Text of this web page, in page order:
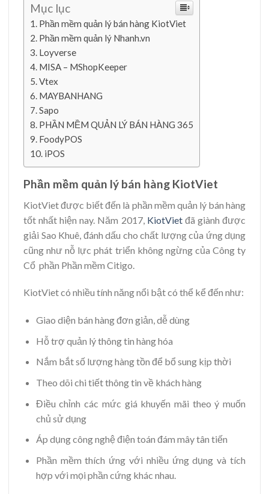
Mục lục
Phần mềm quản lý bán hàng KiotViet
Phần mềm quản lý Nhanh.vn
Loyverse
MISA – MShopKeeper
Vtex
MAYBANHANG
Sapo
PHẦN MỀM QUẢN LÝ BÁN HÀNG 365
FoodyPOS
iPOS
Phần mềm quản lý bán hàng KiotViet
KiotViet được biết đến là phần mềm quản lý bán hàng
tốt nhất hiện nay. Năm 2017, KiotVietđã giành được
giải Sao Khuê, đánh dấu cho chất lượng của ứng dụng
cũng như nỗ lực phát triển không ngừng của Công ty
Cổ phần Phần mềm Citigo.
KiotViet có nhiều tính năng nổi bật có thể kể đến như:
Giao diện bán hàng đơn giản, dễ dùng
Hỗ trợ quản lý thông tin hàng hóa
Nắm bắt số lượng hàng tồn để bổ sung kịp thời
Theo dõi chi tiết thông tin về khách hàng
Điều chỉnh các mức giá khuyến mãi theo ý muốn
chủ sử dụng
Áp dụng công nghệ điện toán đám mây tân tiến
Phần mềm thích ứng với nhiều ứng dụng và tích
hợp với mọi phần cứng khác nhau.